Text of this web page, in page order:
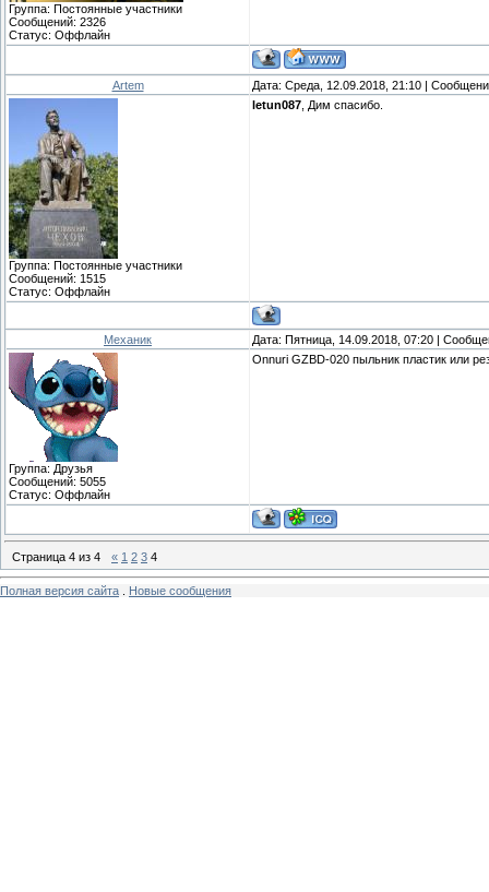
Группа: Постоянные участники
Сообщений: 2326
Статус: Оффлайн
Artem Дата: Среда, 12.09.2018, 21:10 |
Группа: Постоянные участники
Сообщений: 1515
Статус: Оффлайн
letun087 , Дим спасибо.
Механик Дата: Пятница, 14.09.2018, 07:20 |
Группа: Друзья
Сообщений: 5055
Статус: Оффлайн
Onnuri GZBD-020 пыльник пластик или
Страница 4 из 4 « 1 2 3 4
Полная версия сайта Новые сообщения